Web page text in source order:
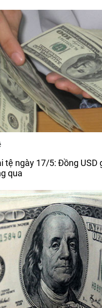
tệ ngày 17/5: Đồng USD
qua